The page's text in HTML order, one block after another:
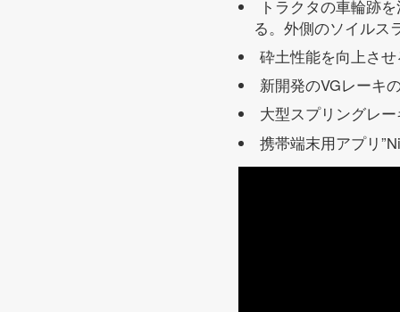
トラクタの車輪跡
る。外側のソイルス
砕土性能を向上さ
新開発のVGレーキ
大型スプリングレ
携帯端末用アプリ